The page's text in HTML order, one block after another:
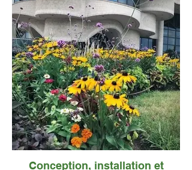
Conception, installation et